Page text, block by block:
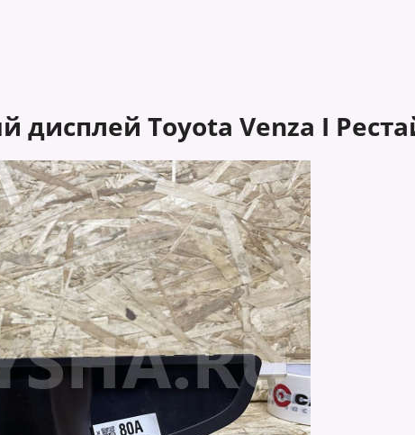
Toyota Venza I